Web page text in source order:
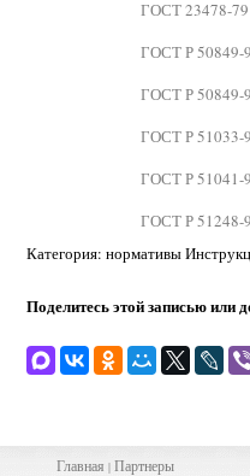
ГОСТ 23478-79
ГОСТ Р 50849-
ГОСТ Р 50849-
ГОСТ Р 51033-
ГОСТ Р 51041-
ГОСТ Р 51248-
Категория: нормативы
Поделитесь этой записью или
Главная | Партнеры